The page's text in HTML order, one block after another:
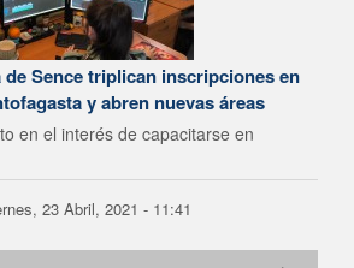
Sence triplican inscripciones en
y abren nuevas áreas
en el interés de capacitarse en
23 Abril, 2021 - 11:41